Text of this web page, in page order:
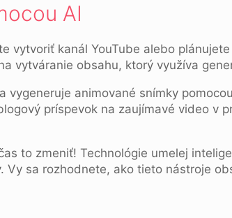
AI
vytvoriť kanál YouTube alebo
vytváranie obsahu, ktorý využíva
animované snímky
príspevok na zaujímavé video v
to zmeniť! Technológie umelej
sa rozhodnete, ako tieto nástroje